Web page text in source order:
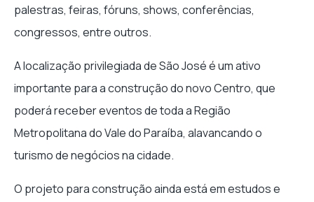
palestras, feiras, fóruns, shows, conferências,
congressos, entre outros.
A localização privilegiada de São José é um ativo
importante para a construção do novo Centro, que
poderá receber eventos de toda a Região
Metropolitana do Vale do Paraíba, alavancando o
turismo de negócios na cidade.
O projeto para construção ainda está em estudos e